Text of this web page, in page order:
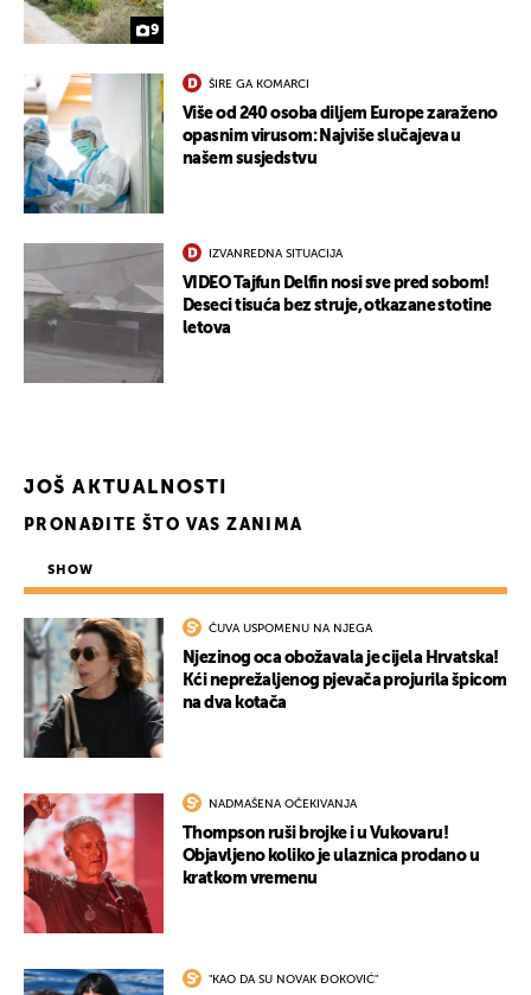
9
ŠIRE GA KOMARCI
Više od 240 osoba diljem Europe zaraženo
opasnim virusom: Najviše slučajeva u
našem susjedstvu
IZVANREDNA SITUACIJA
VIDEO Tajfun Delfin nosi sve pred sobom!
Deseci tisuća bez struje, otkazane stotine
letova
JOŠ AKTUALNOSTI
PRONAĐITE ŠTO VAS ZANIMA
SHOW
ČUVA USPOMENU NA NJEGA
Njezinog oca obožavala je cijela Hrvatska!
Kći neprežaljenog pjevača projurila špicom
na dva kotača
NADMAŠENA OČEKIVANJA
Thompson ruši brojke i u Vukovaru!
Objavljeno koliko je ulaznica prodano u
kratkom vremenu
"KAO DA SU NOVAK ĐOKOVIĆ"